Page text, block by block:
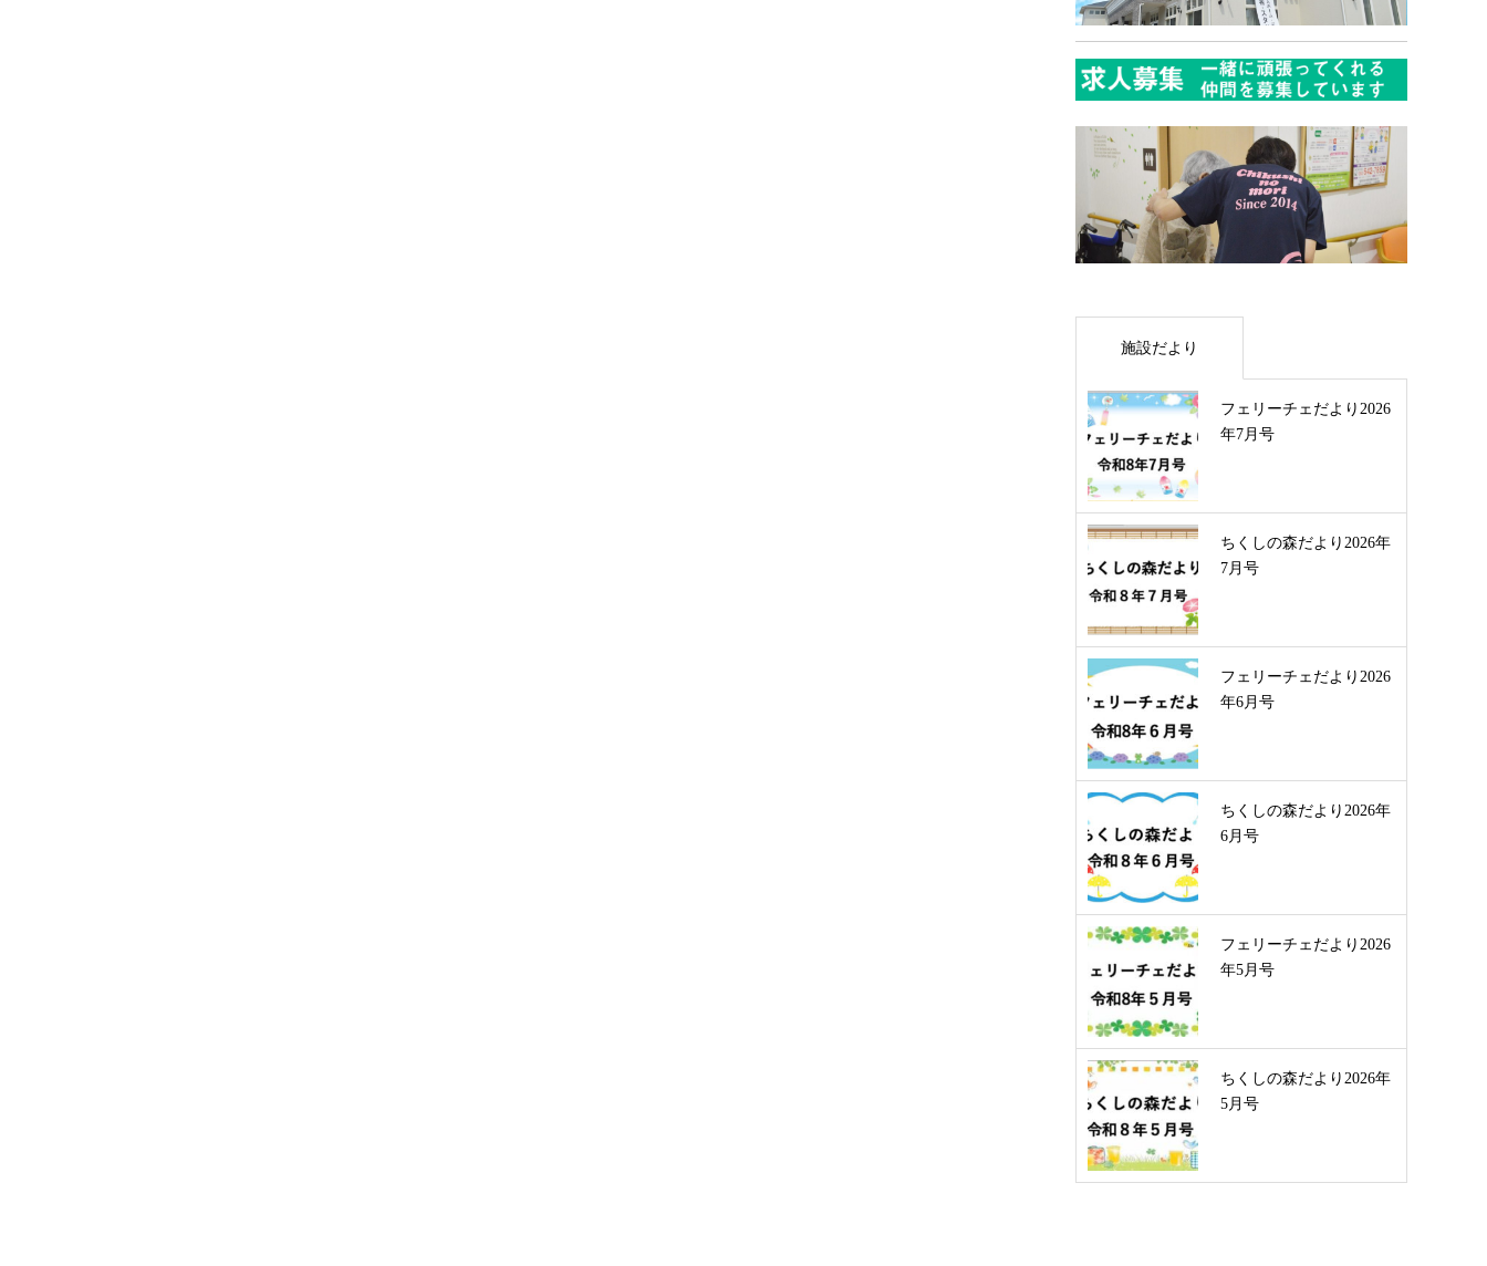
施設だより
フェリーチェだより2026
年7月号
ちくしの森だより2026年
7月号
フェリーチェだより2026
年6月号
ちくしの森だより2026年
6月号
フェリーチェだより2026
年5月号
ちくしの森だより2026年
5月号